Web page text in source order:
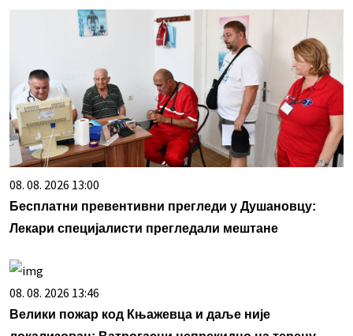
08. 08. 2026 13:00
Бесплатни превентивни прегледи у Душановцу:
Лекари специјалисти прегледали мештане
08. 08. 2026 13:46
Велики пожар код Књажевца и даље није